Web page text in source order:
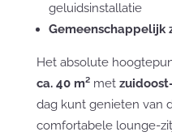
geluidsinstallatie
Gemeenschappelijk
Het absolute
ca. 40 m²met
dag kunt genieten van
comfortabele lounge-